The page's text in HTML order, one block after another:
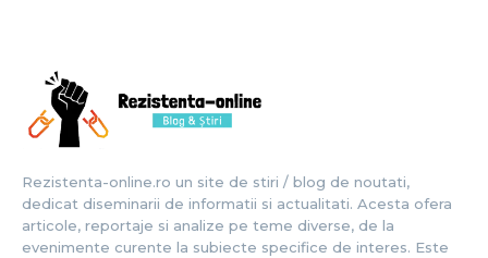
Rezistenta-online.ro un site de stiri / blog de noutati,
dedicat diseminarii de informatii si actualitati. Acesta ofera
articole, reportaje si analize pe teme diverse, de la
evenimente curente la subiecte specifice de interes. Este